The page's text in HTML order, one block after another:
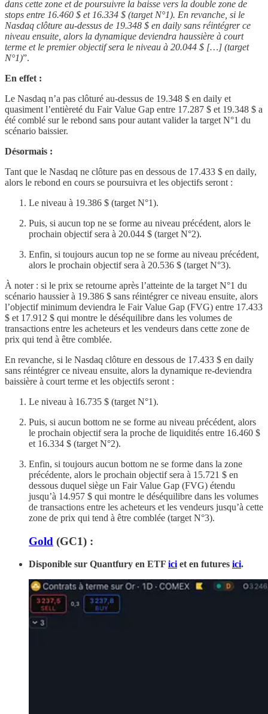
dans cette zone et de poursuivre la baisse vers la double zone de
stops entre 16.460 $ et 16.334 $ (target N°1). En revanche, si le
Nasdaq clôture au-dessus de 19.348 $ en daily sans réintégrer ce
niveau ensuite, alors la dynamique deviendra haussière à court
terme et le premier objectif sera le niveau à 20.044 $ […] (target
N°1)”.
En effet :
Le Nasdaq n’a pas clôturé au-dessus de 19.348 $ en daily et
quasiment l’entièreté du Fair Value Gap entre 17.287 $ et 19.348 $ a
été comblé sur le rebond sans pour autant valider la target N°1 du
scénario baissier.
Désormais :
Tant que le Nasdaq ne clôture pas en dessous de 17.433 $ en daily,
alors le rebond en cours se poursuivra et les objectifs seront :
Le niveau à 19.386 $ (target N°1).
Puis, si aucun top ne se forme au niveau précédent, alors le
prochain objectif sera à 20.044 $ (target N°2).
Enfin, si toujours aucun top ne se forme au niveau précédent,
alors le prochain objectif sera à 20.536 $ (target N°3).
À noter : si le prix se retourne après l’atteinte de la target N°1 du
scénario haussier à 19.386 $ sans réintégrer ce niveau ensuite, alors
l’objectif minimum deviendra le Fair Value Gap (FVG) entre 17.433
$ et 17.912 $ qui montre le déséquilibre dans les volumes de
transactions entre les acheteurs et les vendeurs dans cette zone de
prix qui tend à être comblée.
En revanche, si le Nasdaq clôture en dessous de 17.433 $ en daily
sans réintégrer ce niveau ensuite, alors la dynamique re-deviendra
baissière à court terme et les objectifs seront :
Le niveau à 16.735 $ (target N°1).
Puis, si aucun bottom ne se forme au niveau précédent, alors
le prochain objectif sera la proche de liquidités entre 16.460 $
et 16.334 $ (target N°2).
Enfin, si toujours aucun bottom ne se forme dans la zone
précédente, alors le prochain objectif sera à 15.721 $ en
dessous duquel siège un Fair Value Gap (FVG) étendu
jusqu’à 14.957 $ qui montre le déséquilibre dans les volumes
de transactions entre les acheteurs et les vendeurs jusqu’à cette
zone de prix qui tend à être comblée (target N°3).
Gold (GC1) :
Disponible sur Quantfury en ETF ici et en futures ici.